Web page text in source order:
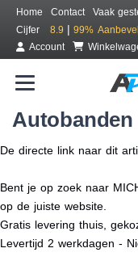
Home Contact
Vaak
Cijfer
8.9 | 99%
Account
Autobanden
De directe link naar dit
Bent je op zoek naar
op de juiste website.
Gratis levering thuis,
Levertijd 2 werkdagen -